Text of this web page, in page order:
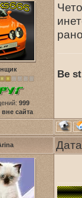
999
вне сайта
Be